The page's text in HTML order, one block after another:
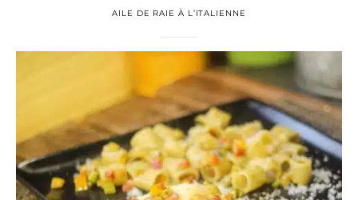
AILE DE RAIE À L’ITALIENNE